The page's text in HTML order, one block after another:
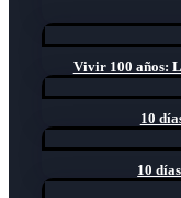
Vivir 100 años:
10
10